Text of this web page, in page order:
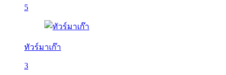
5
ทัวร์มาเก๊า
3